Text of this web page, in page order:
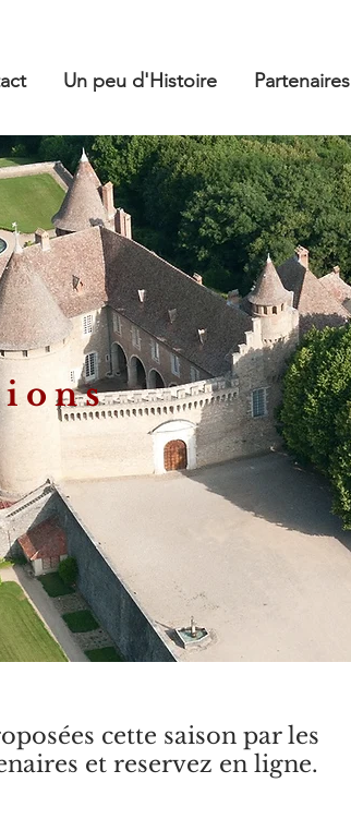
Un peu d'Histoire Partenaires
cette saison par les
et reservez en ligne.